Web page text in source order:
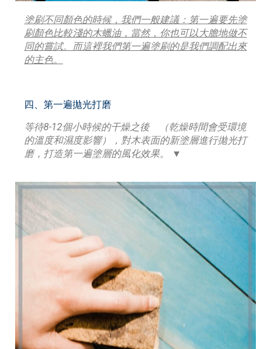
塗刷不同顏色的時候，我們一般建議：第一遍要先塗
刷顏色比較淺的木蠟油，當然，你也可以大膽地做不
同的嘗試。而這裡我們第一遍塗刷的是我們調配出來
的主色。
四、第一遍拋光打磨
等待8-12個小時候的干燥之後 （乾燥時間會受環境
的溫度和濕度影響），對木表面的新塗層進行拋光打
磨，打造第一遍塗層的風化效果。 ▼